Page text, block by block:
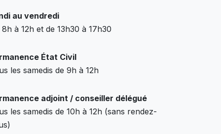
au vendredi
8h à 12h et de 13h30 à 17h30
État Civil
les samedis de 9h à 12h
adjoint / conseiller délégué
les samedis de 10h à 12h (sans rendez-